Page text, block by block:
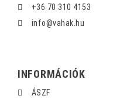
+36 70 310 4153
info@vahak.hu
INFORMÁCIÓK
ÁSZF